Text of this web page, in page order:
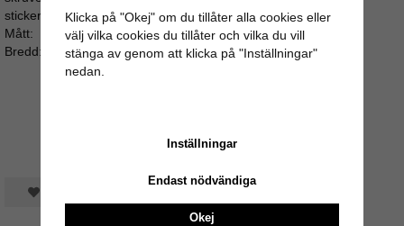
sticker för långt ut i bakkant av luckan eller lådan.
Mått:
Bredd: 3cm / Djup: 4cm / Skruvlängd: ca 3cm (M4)
Spara som favorit
Klicka på "Okej" om du tillåter alla cookies eller
välj vilka cookies du tillåter och vilka du vill
stänga av genom att klicka på "Inställningar"
nedan.
Inställningar
Endast nödvändiga
Okej